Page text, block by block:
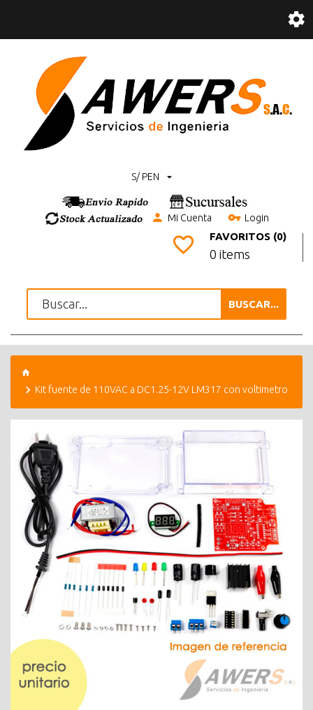
S/ PEN
Mi Cuenta Login
FAVORITOS (0)
0 items
BUSCAR...
Kit fuente de 110VAC a DC1.25-12V LM317 con voltimetro